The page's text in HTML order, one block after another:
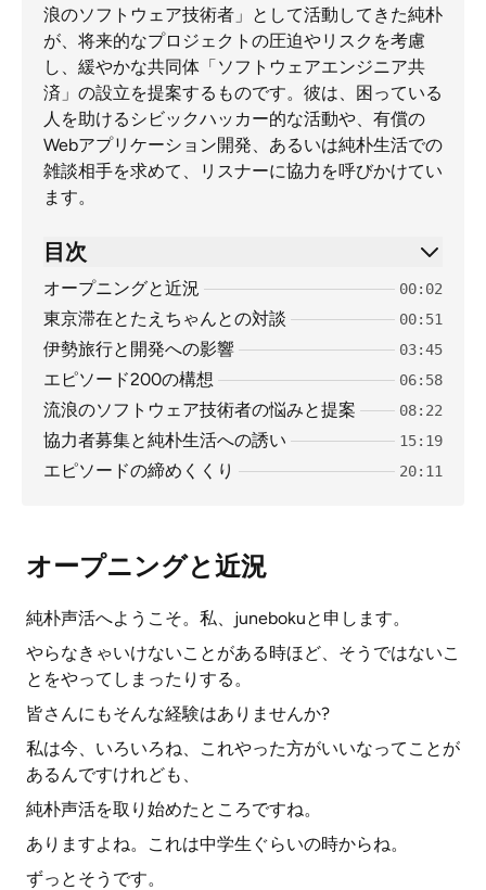
浪のソフトウェア技術者」として活動してきた純朴
が、将来的なプロジェクトの圧迫やリスクを考慮
し、緩やかな共同体「ソフトウェアエンジニア共
済」の設立を提案するものです。彼は、困っている
人を助けるシビックハッカー的な活動や、有償の
Webアプリケーション開発、あるいは純朴生活での
雑談相手を求めて、リスナーに協力を呼びかけてい
ます。
目次
オープニングと近況 00:02
東京滞在とたえちゃんとの対談 00:51
伊勢旅行と開発への影響 03:45
エピソード200の構想 06:58
流浪のソフトウェア技術者の悩みと提案 08:22
協力者募集と純朴生活への誘い 15:19
エピソードの締めくくり 20:11
オープニングと近況
純朴声活へようこそ。私、junebokuと申します。
やらなきゃいけないことがある時ほど、そうではないこ
とをやってしまったりする。
皆さんにもそんな経験はありませんか?
私は今、いろいろね、これやった方がいいなってことが
あるんですけれども、
純朴声活を取り始めたところですね。
ありますよね。これは中学生ぐらいの時からね。
ずっとそうです。